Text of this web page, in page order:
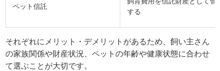
ペット信託
する
それぞれにメリット・デメリットがあるため、飼い主さん
の家族関係や財産状況、ペットの年齢や健康状態に合わせ
て選ぶことが大切です。